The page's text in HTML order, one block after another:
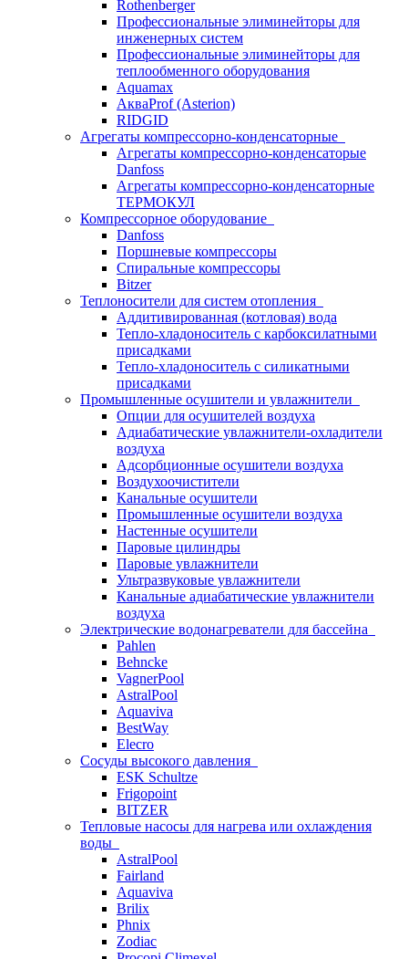
Rothenberger
Профессиональные элиминейторы для
инженерных систем
Профессиональные элиминейторы для
теплообменного оборудования
Aquamax
АкваProf (Asterion)
RIDGID
Агрегаты компрессорно-конденсаторные
Агрегаты компрессорно-конденсаторые
Danfoss
Агрегаты компрессорно-конденсаторные
ТЕРМОКУЛ
Компрессорное оборудование
Danfoss
Поршневые компрессоры
Спиральные компрессоры
Bitzer
Теплоносители для систем отопления
Аддитивированная (котловая) вода
Тепло-хладоноситель с карбоксилатными
присадками
Тепло-хладоноситель с силикатными
присадками
Промышленные осушители и увлажнители
Опции для осушителей воздуха
Адиабатические увлажнители-охладители
воздуха
Адсорбционные осушители воздуха
Воздухоочистители
Канальные осушители
Промышленные осушители воздуха
Настенные осушители
Паровые цилиндры
Паровые увлажнители
Ультразвуковые увлажнители
Канальные адиабатические увлажнители
воздуха
Электрические водонагреватели для бассейна
Pahlen
Behncke
VagnerPool
AstralPool
Aquaviva
BestWay
Elecro
Сосуды высокого давления
ESK Schultze
Frigopoint
BITZER
Тепловые насосы для нагрева или охлаждения
воды
AstralPool
Fairland
Aquaviva
Brilix
Phnix
Zodiac